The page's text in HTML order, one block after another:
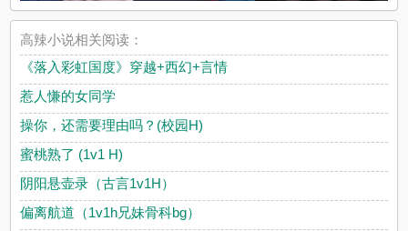
高辣小说相关阅读：
《落入彩虹国度》穿越+西幻+言情
惹人慊的女同学
操你，还需要理由吗？(校园H)
蜜桃熟了 (1v1 H)
阴阳悬壶录（古言1v1H）
偏离航道（1v1h兄妹骨科bg）